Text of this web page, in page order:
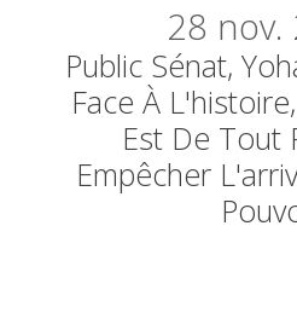
28 nov.
Public Sénat,
Face À
Est De Tout
Empêcher